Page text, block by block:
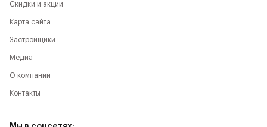
Скидки и акции
Карта сайта
Застройщики
Медиа
О компании
Контакты